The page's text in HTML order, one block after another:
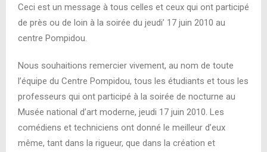
Ceci est un message à tous celles et ceux qui ont participé
de près ou de loin à la soirée du jeudi’ 17 juin 2010 au
centre Pompidou.
Nous souhaitions remercier vivement, au nom de toute
l’équipe du Centre Pompidou, tous les étudiants et tous les
professeurs qui ont participé à la soirée de nocturne au
Musée national d’art moderne, jeudi 17 juin 2010. Les
comédiens et techniciens ont donné le meilleur d’eux
même, tant dans la rigueur, que dans la création et